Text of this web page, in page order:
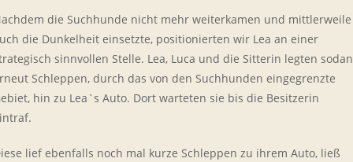
die Suchhunde nicht mehr weiterkamen und mittlerweile
die Dunkelheit einsetzte, positionierten wir Lea an einer
sinnvollen Stelle. Lea, Luca und die Sitterin legten
Schleppen, durch das von den Suchhunden eingegrenzte
hin zu Lea`s Auto. Dort warteten sie bis die Besitzerin
lief ebenfalls noch mal kurze Schleppen zu ihrem Auto, ließ